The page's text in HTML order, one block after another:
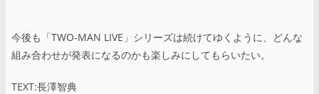
今後も「TWO-MAN LIVE」シリーズは続けてゆくように、どんな
組み合わせが発表になるのかも楽しみにしてもらいたい。
TEXT:長澤智典